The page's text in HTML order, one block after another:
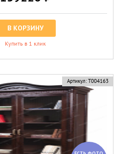
В КОРЗИНУ
Купить в 1 клик
Артикул: Т004163